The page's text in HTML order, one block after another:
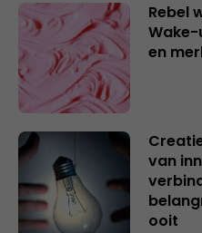
Rebel
en
van
ooit